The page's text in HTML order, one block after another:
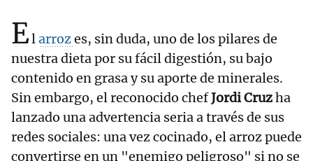
Elarrozes, sin duda, uno de los pilares de
nuestra dieta por su fácil digestión, su bajo
contenido en grasa y su aporte de minerales.
Sin embargo, el reconocido chefJordi Cruzha
lanzado una advertencia seria a través de sus
redes sociales: una vez cocinado, el arroz puede
convertirse en un "enemigo peligroso" si no se